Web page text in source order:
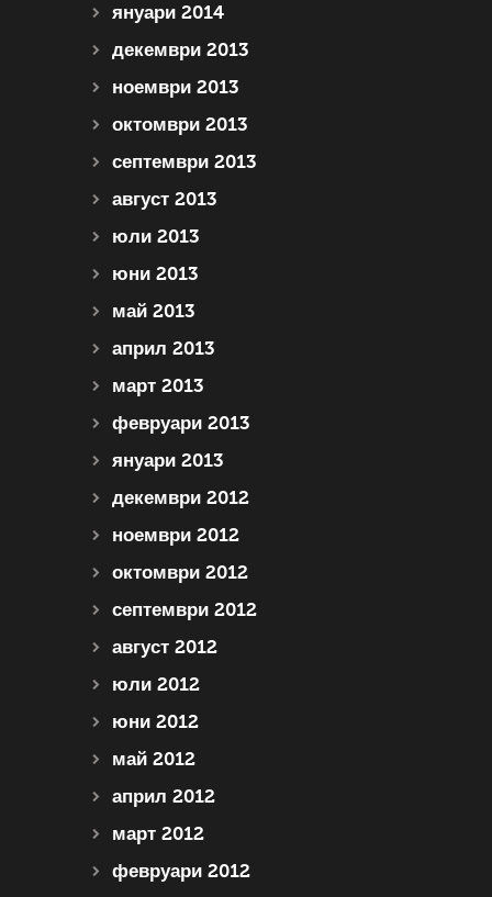
януари 2014
декември 2013
ноември 2013
октомври 2013
септември 2013
август 2013
юли 2013
юни 2013
май 2013
април 2013
март 2013
февруари 2013
януари 2013
декември 2012
ноември 2012
октомври 2012
септември 2012
август 2012
юли 2012
юни 2012
май 2012
април 2012
март 2012
февруари 2012